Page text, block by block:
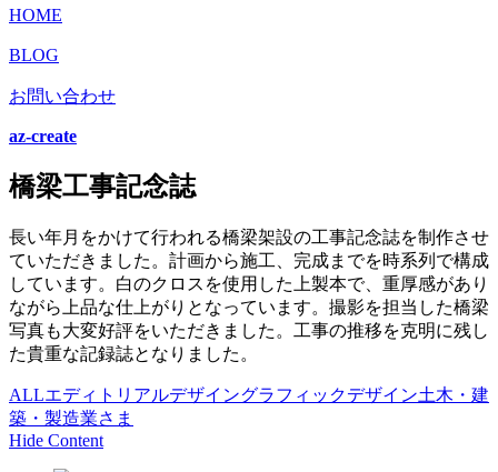
HOME
BLOG
お問い合わせ
az-create
橋梁工事記念誌
長い年月をかけて行われる橋梁架設の工事記念誌を制作させ
ていただきました。計画から施工、完成までを時系列で構成
しています。白のクロスを使用した上製本で、重厚感があり
ながら上品な仕上がりとなっています。撮影を担当した橋梁
写真も大変好評をいただきました。工事の推移を克明に残し
た貴重な記録誌となりました。
ALLエディトリアルデザイングラフィックデザイン土木・建
築・製造業さま
Hide Content